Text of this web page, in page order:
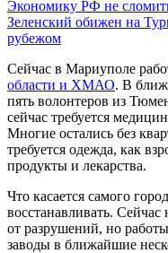
Экономику РФ не
Зеленский обижен на
рубежом
Сейчас в Мариуполе
области и ХМАО. В
пять волонтеров из
сейчас требуется
Многие остались без
требуется одежда, как
продукты и лекарства.
Что касается самого
восстанавливать.
от разрушений, но
заводы в ближайшие